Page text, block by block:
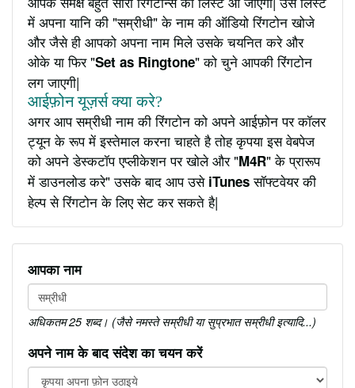
में अपना यानि की "सम्रीधी" के नाम की ऑडियो रिंगटोन खोजे
और जैसे ही आपको अपना नाम मिले उसके चयनित करे और
ओके या फिर "Set as Ringtone" को चुने आपकी रिंगटोन
लग जाएगी|
आईफ़ोन यूज़र्स क्या करे?
अगर आप सम्रीधी नाम की रिंगटोन को अपने आईफ़ोन पर कॉलर
ट्यून के रूप में इस्तेमाल करना चाहते है तोह कृपया इस वेबपेज
को अपने डेस्कटॉप एप्लीकेशन पर खोले और "M4R" के प्रारूप
में डाउनलोड करे" उसके बाद आप उसे iTunesसॉफ्टवेयर की
हेल्प से रिंगटोन के लिए सेट कर सकते है|
आपका नाम
अधिकतम 25 शब्द। (जैसे नमस्ते सम्रीधी या सुप्रभात सम्रीधी इत्यादि...)
अपने नाम के बाद संदेश का चयन करें